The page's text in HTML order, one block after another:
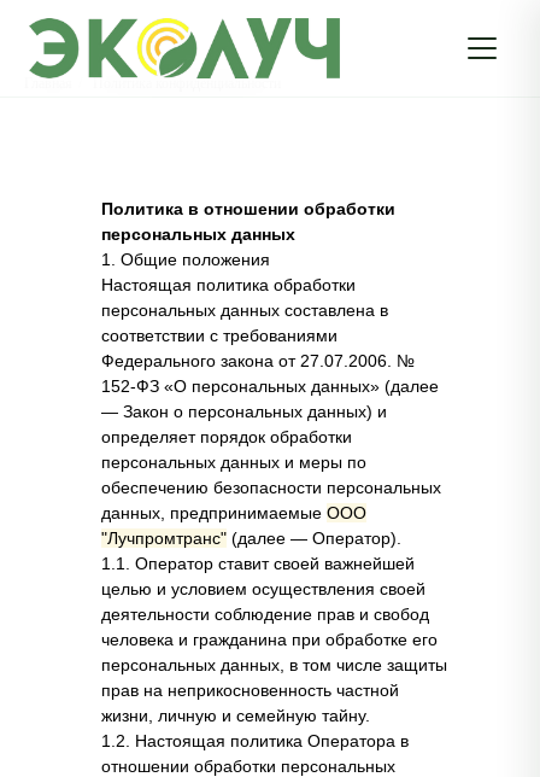
Главная Политика конфиденциальности
Политика в отношении обработки
персональных данных
1. Общие положения
Настоящая политика обработки
персональных данных составлена в
соответствии с требованиями
Федерального закона от 27.07.2006. №
152-ФЗ «О персональных данных» (далее
— Закон о персональных данных) и
определяет порядок обработки
персональных данных и меры по
обеспечению безопасности персональных
данных, предпринимаемые ООО
"Лучпромтранс" (далее — Оператор).
1.1. Оператор ставит своей важнейшей
целью и условием осуществления своей
деятельности соблюдение прав и свобод
человека и гражданина при обработке его
персональных данных, в том числе защиты
прав на неприкосновенность частной
жизни, личную и семейную тайну.
1.2. Настоящая политика Оператора в
отношении обработки персональных